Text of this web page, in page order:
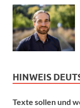
HINWEIS
Texte sollen und